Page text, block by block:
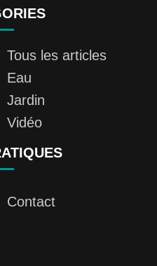
Tous les articles
Eau
Jardin
Vidéo
Contact